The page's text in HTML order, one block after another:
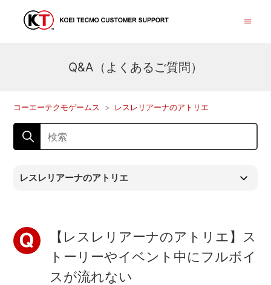
Q&A（よくあるご質問）
コーエーテクモゲームス レスレリアーナのアトリエ
レスレリアーナのアトリエ
【レスレリアーナのアトリエ】ス
トーリーやイベント中にフルボイ
スが流れない